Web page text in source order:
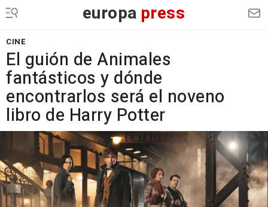
europa press
CINE
El guión de Animales
fantásticos y dónde
encontrarlos será el noveno
libro de Harry Potter